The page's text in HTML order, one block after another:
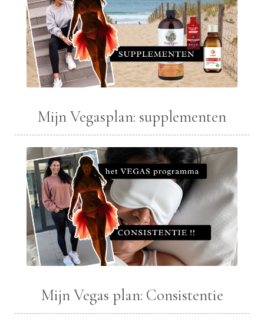
Mijn Vegasplan: supplementen
Mijn Vegas plan: Consistentie